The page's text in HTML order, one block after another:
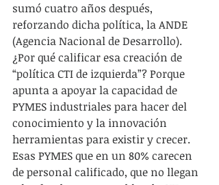
sumó cuatro años después,
reforzando dicha política, la ANDE
(Agencia Nacional de Desarrollo).
¿Por qué calificar esa creación de
“política CTI de izquierda”? Porque
apunta a apoyar la capacidad de
PYMES industriales para hacer del
conocimiento y la innovación
herramientas para existir y crecer.
Esas PYMES que en un 80% carecen
de personal calificado, que no llegan